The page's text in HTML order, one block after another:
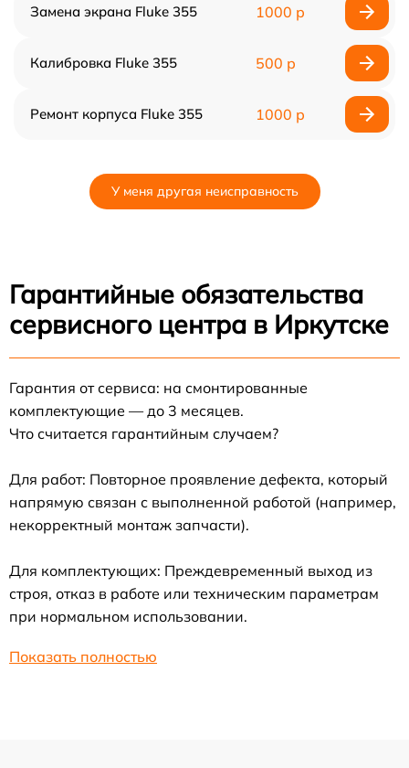
Замена экрана Fluke 355 1000 р
Калибровка Fluke 355 500 р
Ремонт корпуса Fluke 355 1000 р
У меня другая неисправность
Гарантийные обязательства
сервисного центра в Иркутске
Гарантия от сервиса: на смонтированные
комплектующие — до 3 месяцев.
Что считается гарантийным случаем?
Для работ: Повторное проявление дефекта, который
напрямую связан с выполненной работой (например,
некорректный монтаж запчасти).
Для комплектующих: Преждевременный выход из
строя, отказ в работе или техническим параметрам
при нормальном использовании.
Показать полностью